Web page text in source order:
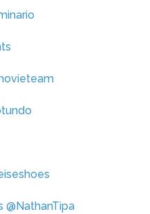
@NathanTipa